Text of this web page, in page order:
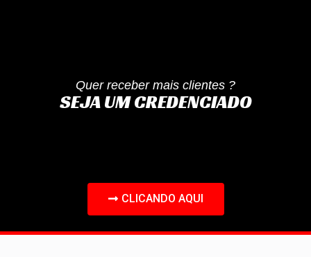
Quer receber mais clientes ?
SEJA UM CREDENCIADO
CLICANDO AQUI